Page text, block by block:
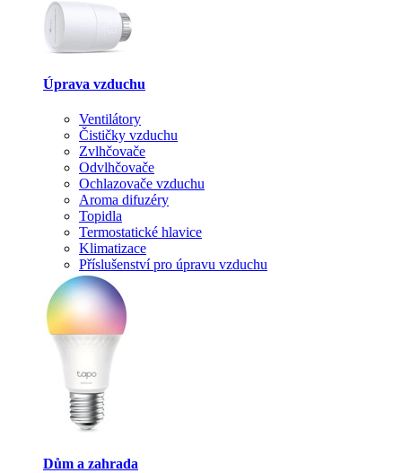
Úprava vzduchu
Ventilátory
Čističky vzduchu
Zvlhčovače
Odvlhčovače
Ochlazovače vzduchu
Aroma difuzéry
Topidla
Termostatické hlavice
Klimatizace
Příslušenství pro úpravu vzduchu
Dům a zahrada